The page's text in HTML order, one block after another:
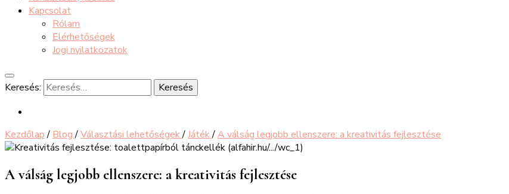
Kapcsolat
Rólam
Elérhetőségek
Jogi nyilatkozatok
Keresés:
Kezdőlap / Blog/Választási lehetőségek/Játék/A válság legjobb ellenszere: a kreativitás fejlesztése
A válság legjobb ellenszere: a kreativitás fejlesztése